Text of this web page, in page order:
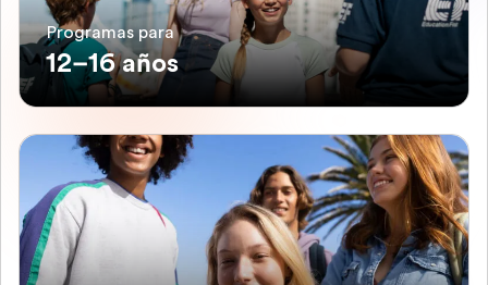
Programas para
12–16 años